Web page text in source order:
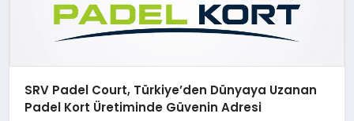
SRV Padel Court, Türkiye’den Dünyaya Uzanan
Padel Kort Üretiminde Güvenin Adresi